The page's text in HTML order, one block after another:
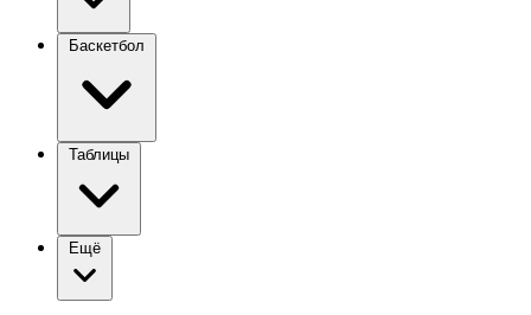
Баскетбол
Таблицы
Ещё